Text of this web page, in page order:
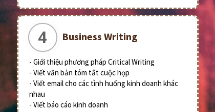
Business Writing
- Giới thiệu phương pháp Critical Writing
- Viết văn bản tóm tắt cuộc họp
- Viết email cho các tình huống kinh doanh khác
nhau
- Viết báo cáo kinh doanh
4